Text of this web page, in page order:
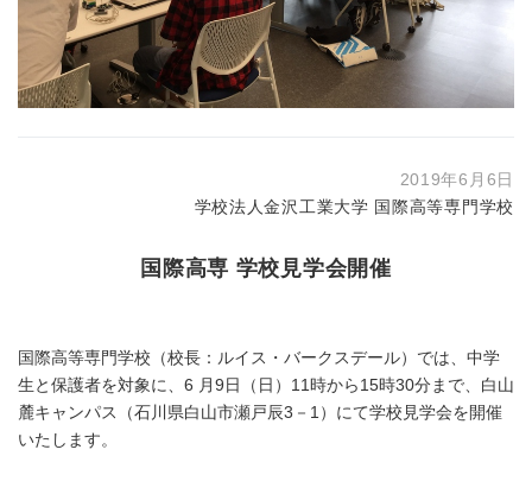
2019年6月6日
学校法人金沢工業大学 国際高等専門学校
国際高専 学校見学会開催
国際高等専門学校（校長：ルイス・バークスデール）では、中学
生と保護者を対象に、6 月9日（日）11時から15時30分まで、白山
麓キャンパス（石川県白山市瀬戸辰3－1）にて学校見学会を開催
いたします。